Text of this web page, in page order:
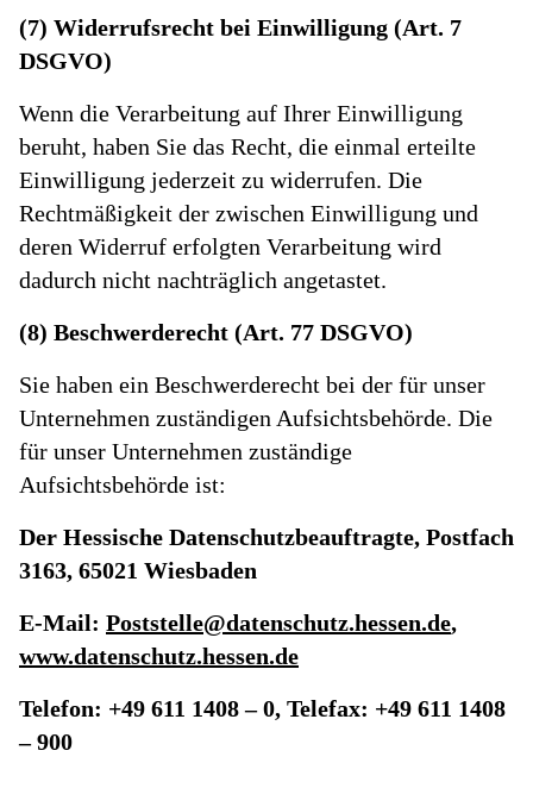
(7) Widerrufsrecht bei Einwilligung (Art. 7
DSGVO)
Wenn die Verarbeitung auf Ihrer Einwilligung
beruht, haben Sie das Recht, die einmal erteilte
Einwilligung jederzeit zu widerrufen. Die
Rechtmäßigkeit der zwischen Einwilligung und
deren Widerruf erfolgten Verarbeitung wird
dadurch nicht nachträglich angetastet.
(8) Beschwerderecht (Art. 77 DSGVO)
Sie haben ein Beschwerderecht bei der für unser
Unternehmen zuständigen Aufsichtsbehörde. Die
für unser Unternehmen zuständige
Aufsichtsbehörde ist:
Der Hessische Datenschutzbeauftragte, Postfach
3163, 65021 Wiesbaden
E-Mail: Poststelle@datenschutz.hessen.de,
www.datenschutz.hessen.de
Telefon: +49 611 1408 – 0, Telefax: +49 611 1408
– 900